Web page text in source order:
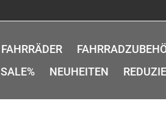
FAHRRÄDER
SALE%
NEUHEITEN